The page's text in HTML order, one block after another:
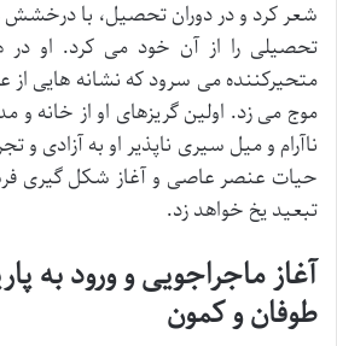
شعر کرد و در دوران تحصیل، با درخشش
تحصیلی را از آن خود می کرد. او در
متحیرکننده می سرود که نشانه هایی
موج می زد. اولین گریزهای او از خانه و
ناآرام و میل سیری ناپذیر او به آزادی و
حیات عنصر عاصی و آغاز شکل گیری
تبعید یخ خواهد زد.
آغاز ماجراجویی و ورود به
طوفان و کمون